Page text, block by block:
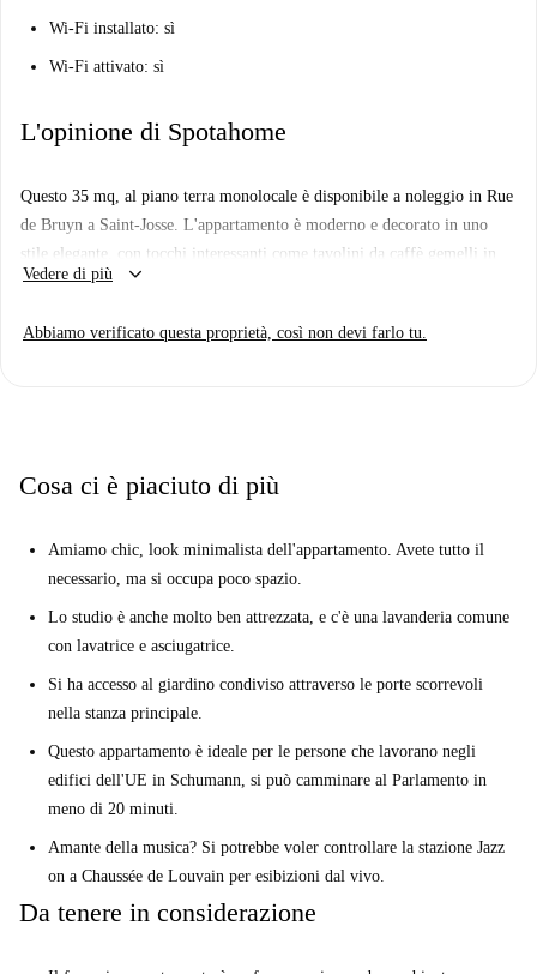
Wi-Fi installato: sì
Wi-Fi attivato: sì
L'opinione di Spotahome
Questo 35 mq, al piano terra monolocale è disponibile a noleggio in Rue
de Bruyn a Saint-Josse. L'appartamento è moderno e decorato in uno
stile elegante, con tocchi interessanti come tavolini da caffè gemelli in
bianco e nero. La cucina è ben attrezzata, e viene fornito con un forno a
accesso attraverso le porte scorrevoli in vetro per la zona patio in
l'angolo. Ci sono diversi ristoranti e bar popolari della zona, troppo, e si
Vedere di più keyboard_arrow_down
Abbiamo verificato questa proprietà, così non devi farlo tu.
Cosa ci è piaciuto di più
Amiamo chic, look minimalista dell'appartamento. Avete tutto il
necessario, ma si occupa poco spazio.
Lo studio è anche molto ben attrezzata, e c'è una lavanderia comune
con lavatrice e asciugatrice.
Si ha accesso al giardino condiviso attraverso le porte scorrevoli
nella stanza principale.
Questo appartamento è ideale per le persone che lavorano negli
edifici dell'UE in Schumann, si può camminare al Parlamento in
meno di 20 minuti.
Amante della musica? Si potrebbe voler controllare la stazione Jazz
on a Chaussée de Louvain per esibizioni dal vivo.
Da tenere in considerazione